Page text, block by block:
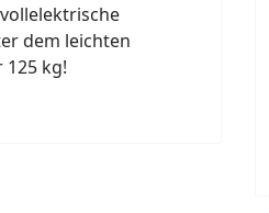
dem leichten
125 kg!